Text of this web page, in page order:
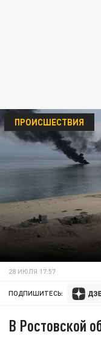
ПРОИСШЕСТВИЯ
28 ИЮЛЯ 17:57
ПОДПИШИТЕСЬ:
В Ростовской